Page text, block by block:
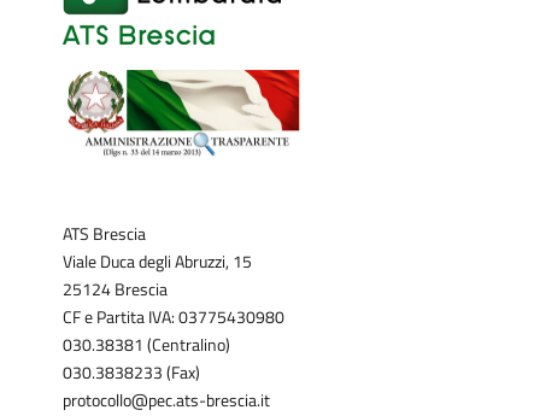
ATS Brescia
Viale Duca degli Abruzzi, 15
25124 Brescia
CF e Partita IVA: 03775430980
030.38381 (Centralino)
030.3838233 (Fax)
protocollo@pec.ats-brescia.it